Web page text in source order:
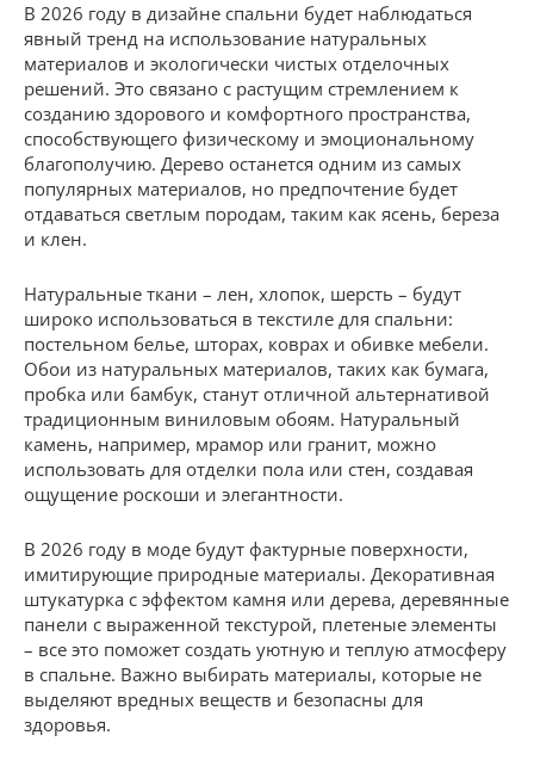
В 2026 году в дизайне спальни будет наблюдаться
явный тренд на использование натуральных
материалов и экологически чистых отделочных
решений. Это связано с растущим стремлением к
созданию здорового и комфортного пространства,
способствующего физическому и эмоциональному
благополучию. Дерево останется одним из самых
популярных материалов, но предпочтение будет
отдаваться светлым породам, таким как ясень, береза
и клен.
Натуральные ткани – лен, хлопок, шерсть – будут
широко использоваться в текстиле для спальни:
постельном белье, шторах, коврах и обивке мебели.
Обои из натуральных материалов, таких как бумага,
пробка или бамбук, станут отличной альтернативой
традиционным виниловым обоям. Натуральный
камень, например, мрамор или гранит, можно
использовать для отделки пола или стен, создавая
ощущение роскоши и элегантности.
В 2026 году в моде будут фактурные поверхности,
имитирующие природные материалы. Декоративная
штукатурка с эффектом камня или дерева, деревянные
панели с выраженной текстурой, плетеные элементы
– все это поможет создать уютную и теплую атмосферу
в спальне. Важно выбирать материалы, которые не
выделяют вредных веществ и безопасны для
здоровья.